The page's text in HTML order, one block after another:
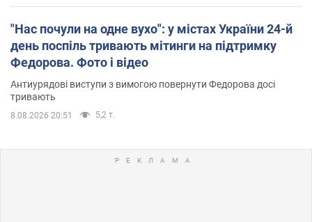
"Нас почули на одне вухо": у містах України 24-й
день поспіль тривають мітинги на підтримку
Федорова. Фото і відео
Антиурядові виступи з вимогою повернути Федорова досі
тривають
8.08.2026 20:51 5,2 т.